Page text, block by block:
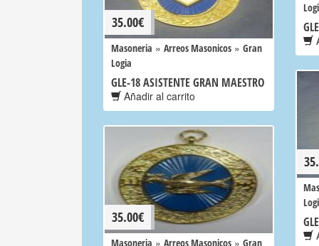
35.00€
Masoneria » Arreos Masonicos » Gran
Logia
GLE-18 ASISTENTE GRAN MAESTRO
Añadir al carrito
35.00€
Masoneria » Arreos Masonicos » Gran